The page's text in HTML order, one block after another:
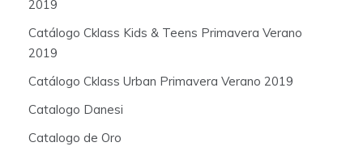
2019
Catálogo Cklass Kids & Teens Primavera Verano
2019
Catálogo Cklass Urban Primavera Verano 2019
Catalogo Danesi
Catalogo de Oro